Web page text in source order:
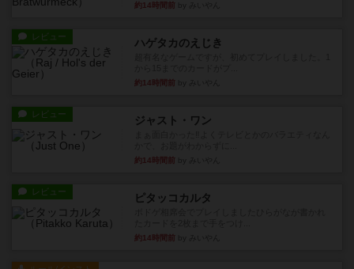
約14時間前
レビュー ハゲタカのえじき
約14時間前
レビュー ジャスト・ワン
約14時間前
レビュー ピタッコカルタ
約14時間前